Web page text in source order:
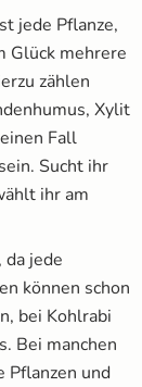
jede Pflanze,
Glück mehrere
zählen
Xylit
Fall
Sucht ihr
ihr am
jede
können schon
bei Kohlrabi
Bei manchen
Pflanzen und